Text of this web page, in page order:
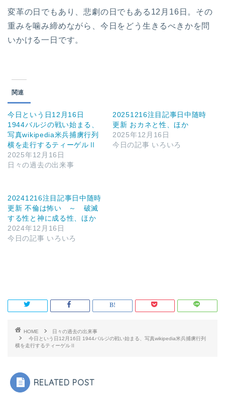
変革の日でもあり、悲劇の日でもある12月16日。その
重みを噛み締めながら、今日をどう生きるべきかを問
いかける一日です。
関連
今日という日12月16日
1944バルジの戦い始まる、
写真wikipedia米兵捕虜行列
横を走行するティーゲルⅡ
2025年12月16日
日々の過去の出来事
20251216注目記事日中随時
更新 おカネと性、ほか
2025年12月16日
今日の記事 いろいろ
20241216注目記事日中随時
更新 不倫は怖い ～ 破滅
する性と神に成る性、ほか
2024年12月16日
今日の記事 いろいろ
HOME
日々の過去の出来事
今日という日12月16日 1944バルジの戦い始まる、写真wikipedia米兵捕虜行列
横を走行するティーゲルⅡ
RELATED POST